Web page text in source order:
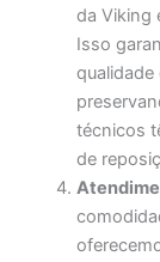
da Viking
Isso
técnicos
de